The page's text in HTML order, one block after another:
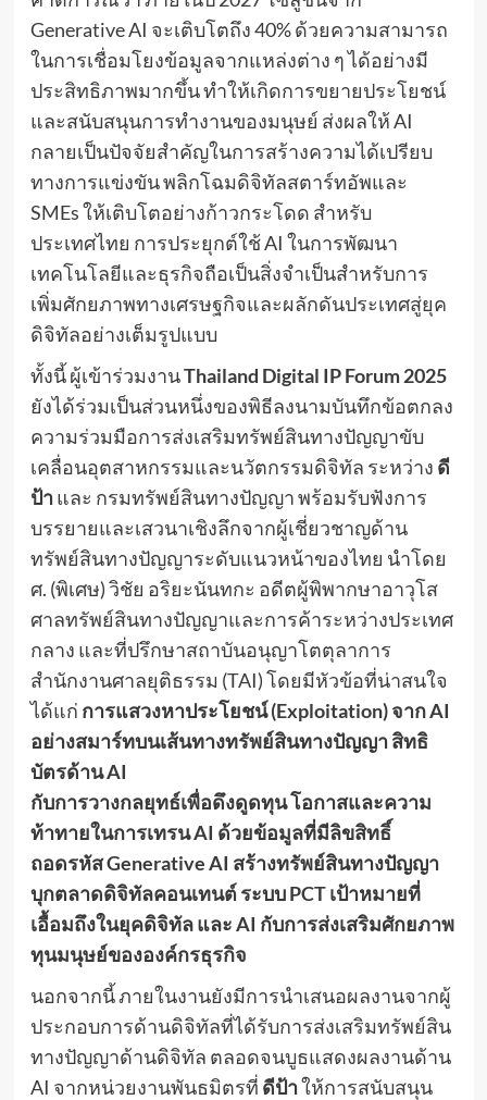
Generative AI จะเติบโตถึง 40% ด้วยความสามารถ
ในการเชื่อมโยงข้อมูลจากแหล่งต่าง ๆ ได้อย่างมี
ประสิทธิภาพมากขึ้น ทำให้เกิดการขยายประโยชน์
และสนับสนุนการทำงานของมนุษย์ ส่งผลให้ AI
กลายเป็นปัจจัยสำคัญในการสร้างความได้เปรียบ
ทางการแข่งขัน พลิกโฉมดิจิทัลสตาร์ทอัพและ
SMEs ให้เติบโตอย่างก้าวกระโดด สำหรับ
ประเทศไทย การประยุกต์ใช้ AI ในการพัฒนา
เทคโนโลยีและธุรกิจถือเป็นสิ่งจำเป็นสำหรับการ
เพิ่มศักยภาพทางเศรษฐกิจและผลักดันประเทศสู่ยุค
ดิจิทัลอย่างเต็มรูปแบบ
ทั้งนี้ ผู้เข้าร่วมงานThailand Digital IP Forum 2025
ยังได้ร่วมเป็นส่วนหนึ่งของพิธีลงนามบันทึกข้อตกลง
ความร่วมมือการส่งเสริมทรัพย์สินทางปัญญาขับ
เคลื่อนอุตสาหกรรมและนวัตกรรมดิจิทัล ระหว่าง ดี
ป้าและ กรมทรัพย์สินทางปัญญา พร้อมรับฟังการ
บรรยายและเสวนาเชิงลึกจากผู้เชี่ยวชาญด้าน
ทรัพย์สินทางปัญญาระดับแนวหน้าของไทย นำโดย
ศ. (พิเศษ) วิชัย อริยะนันทกะ อดีตผู้พิพากษาอาวุโส
ศาลทรัพย์สินทางปัญญาและการค้าระหว่างประเทศ
กลาง และที่ปรึกษาสถาบันอนุญาโตตุลาการ
สำนักงานศาลยุติธรรม (TAI) โดยมีหัวข้อที่น่าสนใจ
ได้แก่ การแสวงหาประโยชน์ (Exploitation) จาก AI
อย่างสมาร์ทบนเส้นทางทรัพย์สินทางปัญญา สิทธิ
บัตรด้าน AI
กับการวางกลยุทธ์เพื่อดึงดูดทุน โอกาสและความ
ท้าทายในการเทรน AI ด้วยข้อมูลที่มีลิขสิทธิ์
ถอดรหัส Generative AI สร้างทรัพย์สินทางปัญญา
บุกตลาดดิจิทัลคอนเทนต์ ระบบ PCT เป้าหมายที่
เอื้อมถึงในยุคดิจิทัล และ AI กับการส่งเสริมศักยภาพ
ทุนมนุษย์ขององค์กรธุรกิจ
นอกจากนี้ ภายในงานยังมีการนำเสนอผลงานจากผู้
ประกอบการด้านดิจิทัลที่ได้รับการส่งเสริมทรัพย์สิน
ทางปัญญาด้านดิจิทัล ตลอดจนบูธแสดงผลงานด้าน
AI จากหน่วยงานพันธมิตรที่ ดีป้าให้การสนับสนุน